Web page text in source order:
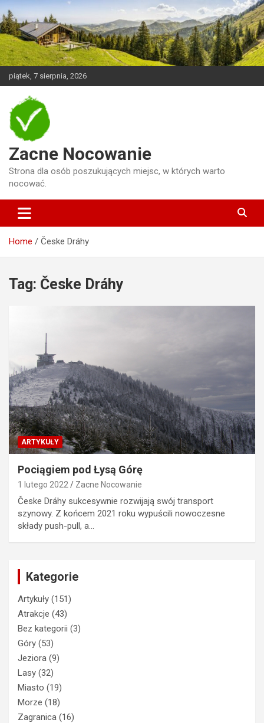
Skip
to
content
piątek, 7 sierpnia, 2026
Zacne Nocowanie
Strona dla osób poszukujących miejsc, w których warto
nocować.
Home Česke Dráhy
Tag: Česke Dráhy
ARTYKUŁY
Pociągiem pod Łysą Górę
1 lutego 2022 Zacne Nocowanie
Česke Dráhy sukcesywnie rozwijają swój transport
szynowy. Z końcem 2021 roku wypuścili nowoczesne
składy push-pull, a…
Kategorie
Artykuły (151)
Atrakcje (43)
Bez kategorii (3)
Góry (53)
Jeziora (9)
Lasy (32)
Miasto (19)
Morze (18)
Zagranica (16)